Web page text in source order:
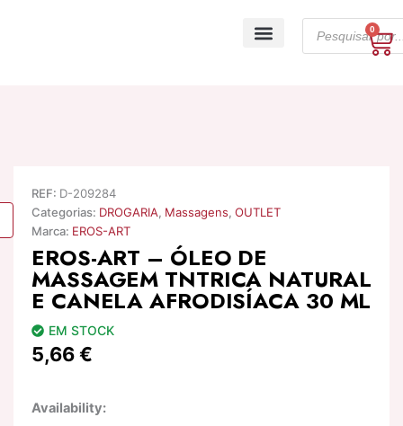
search
0
REF: D-209284
Categorias: DROGARIA, Massagens, OUTLET
Marca: EROS-ART
EROS-ART – ÓLEO DE
MASSAGEM TNTRICA NATURAL
E CANELA AFRODISÍACA 30 ML
EM STOCK
5,66€
Availability:Quantidade